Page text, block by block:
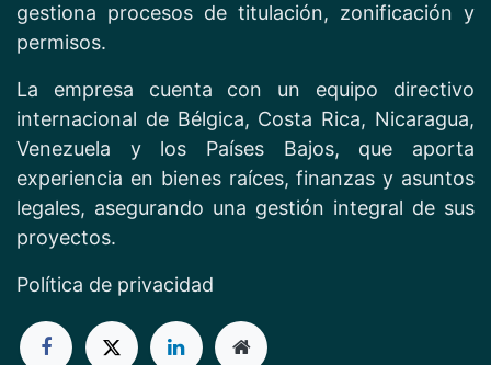
gestiona procesos de titulación, zonificación y
permisos.
La empresa cuenta con un equipo directivo
internacional de Bélgica, Costa Rica, Nicaragua,
Venezuela y los Países Bajos, que aporta
experiencia en bienes raíces, finanzas y asuntos
legales, asegurando una gestión integral de sus
proyectos.
Política de privacidad